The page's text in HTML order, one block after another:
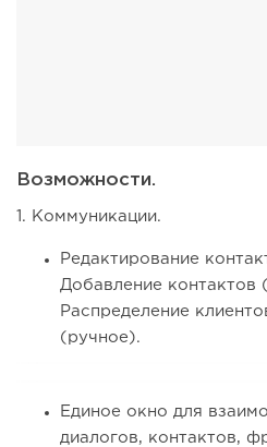
Возможности.
1. Коммуникации.
Редактирование
Добавление контактов
Распределение
(ручное).
Единое окно для
диалогов, контактов,